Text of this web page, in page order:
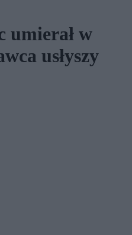
umierał w
usłyszy